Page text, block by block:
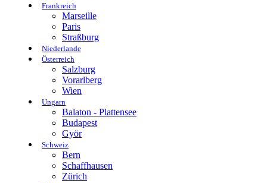
Frankreich
Marseille
Paris
Straßburg
Niederlande
Österreich
Salzburg
Vorarlberg
Wien
Ungarn
Balaton - Plattensee
Budapest
Györ
Schweiz
Bern
Schaffhausen
Zürich